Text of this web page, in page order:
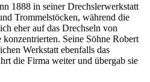
1888 in seiner Drechslerwerkstatt
Trommelstöcken, während die
eher auf das Drechseln von
Seine Söhne Robert
Werkstatt ebenfalls das
die Firma weiter und übergab sie